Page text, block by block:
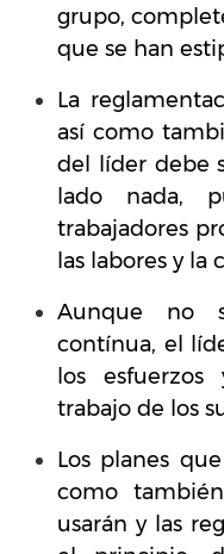
grupo,
que se han
La
así como
del líder debe
lado nada,
trabajadores
las labores y la
Aunque no
contínua, el
los
trabajo de los
Los planes
como
usarán y las